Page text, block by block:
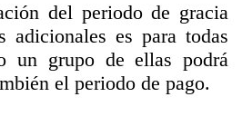
del periodo de gracia
adicionales es para todas
un grupo de ellas podrá
el periodo de pago.